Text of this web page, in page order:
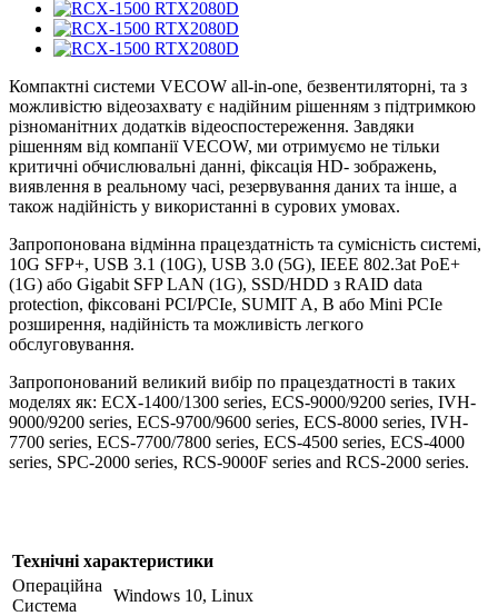
Компактні системи VECOW all-in-one, безвентиляторні, та з
можливістю відеозахвату є надійним рішенням з підтримкою
різноманітних додатків відеоспостереження. Завдяки
рішенням від компанії VECOW, ми отримуємо не тільки
критичні обчислювальні данні, фіксація HD- зображень,
виявлення в реальному часі, резервування даних та інше, а
також надійність у використанні в сурових умовах.
Запропонована відмінна працездатність та сумісність системі,
10G SFP+, USB 3.1 (10G), USB 3.0 (5G), IEEE 802.3at PoE+
(1G) або Gigabit SFP LAN (1G), SSD/HDD з RAID data
protection, фіксовані PCI/PCIe, SUMIT A, B або Mini PCIe
розширення, надійність та можливість легкого
обслуговування.
Запропонований великий вибір по працездатності в таких
моделях як: ECX-1400/1300 series, ECS-9000/9200 series, IVH-
9000/9200 series, ECS-9700/9600 series, ECS-8000 series, IVH-
7700 series, ECS-7700/7800 series, ECS-4500 series, ECS-4000
series, SPC-2000 series, RCS-9000F series and RCS-2000 series.
Технічні характеристики
Операційна
Система
Windows 10, Linux